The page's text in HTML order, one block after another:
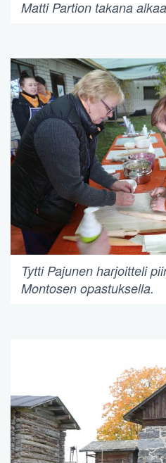
Matti Partion takana
Tytti Pajunen harjoitteli
Montosen opastuksella.